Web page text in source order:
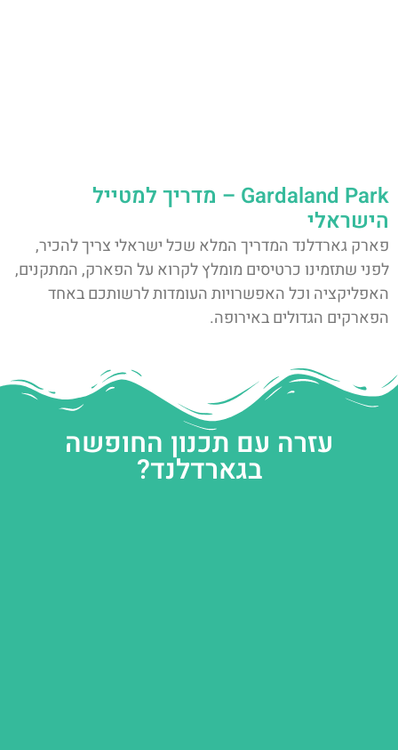
Gardaland Park – מדריך למטייל
הישראלי
פארק גארדלנד המדריך המלא שכל ישראלי צריך להכיר,
לפני שתזמינו כרטיסים מומלץ לקרוא על הפארק, המתקנים,
האפליקציה וכל האפשרויות העומדות לרשותכם באחד
הפארקים הגדולים באירופה.
עזרה עם תכנון החופשה
בגארדלנד?